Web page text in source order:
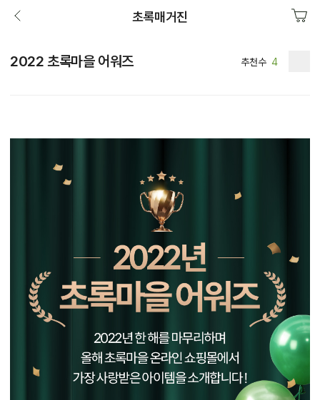
초록매거진
2022 초록마을 어워즈 추천수 4